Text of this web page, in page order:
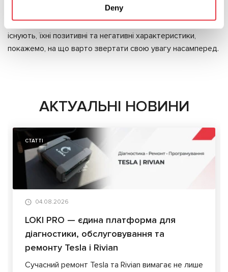
Deny
автосервіс із більшою відповідальністю. Ми
розглядатимемо всі види автосервісів, які сьогодні
існують, їхні позитивні та негативні характеристики,
покажемо, на що варто звертати свою увагу насамперед.
АКТУАЛЬНІ НОВИНИ
СТАТТІ
04.08.2026
LOKI PRO — єдина платформа для
діагностики, обслуговування та
ремонту Tesla і Rivian
Сучасний ремонт Tesla та Rivian вимагає не лише